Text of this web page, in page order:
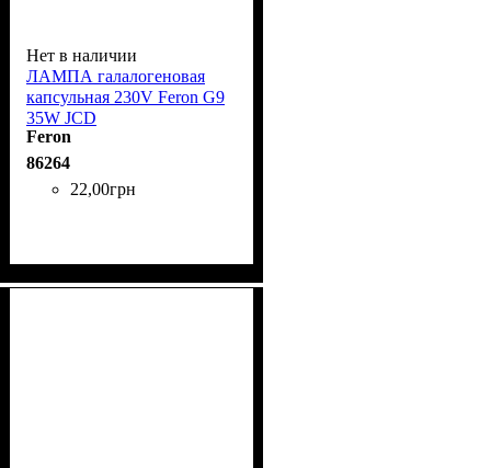
Нет в наличии
ЛАМПА галалогеновая
капсульная 230V Feron G9
35W JCD
Feron
86264
22,00грн